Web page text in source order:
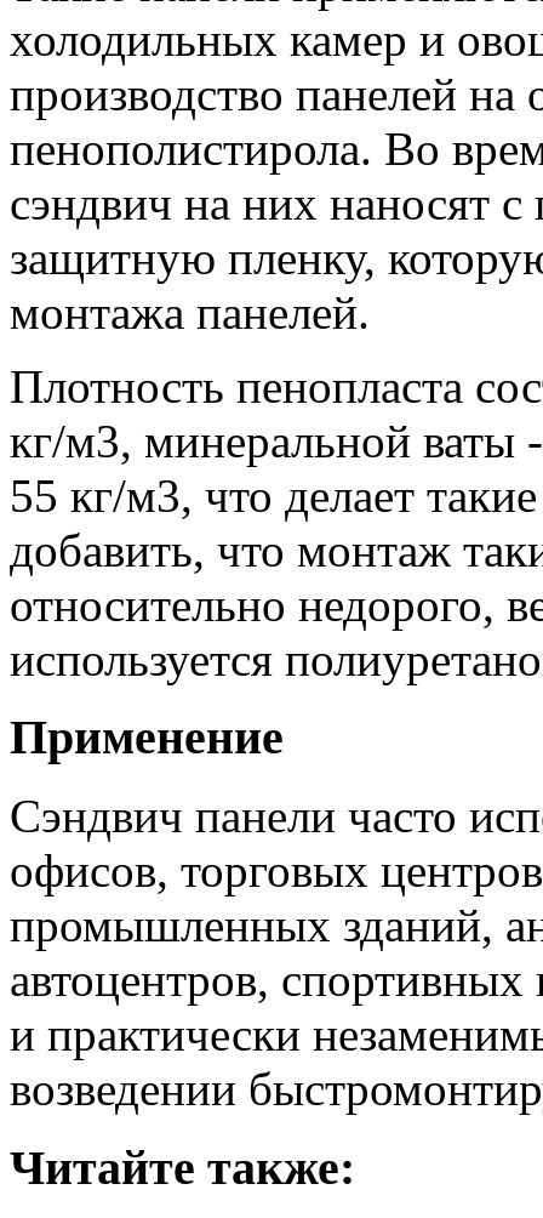
холодильных камер и
производство панелей
пенополистирола. Во
сэндвич на них наносят
защитную пленку,
монтажа панелей.
Плотность пенопласта
кг/м3, минеральной ваты
55 кг/м3, что делает
добавить, что монтаж
относительно недорого,
используется
Применение
Сэндвич панели часто
офисов, торговых
промышленных зданий,
автоцентров,
и практически
возведении
Читайте также: